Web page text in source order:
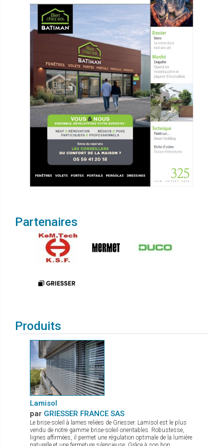
Partenaires
Produits
Lamisol
par GRIESSER FRANCE SAS
Le brise-soleil à lames reliées de Griesser. Lamisol est le plus
vendu de notre gamme brise-soleil orientables. Robustesse,
lignes affirmées, il permet une régulation optimale de la lumière